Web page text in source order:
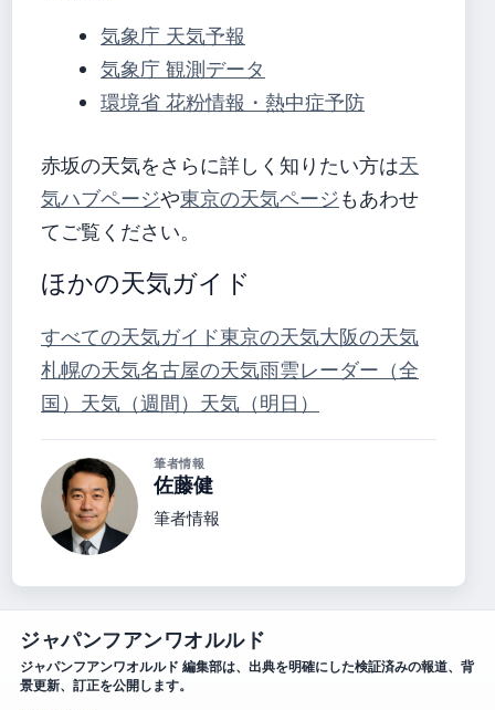
気象庁 天気予報
気象庁 観測データ
環境省 花粉情報・熱中症予防
赤坂の天気をさらに詳しく知りたい方は天
気ハブページや東京の天気ページもあわせ
てご覧ください。
ほかの天気ガイド
すべての天気ガイド東京の天気大阪の天気
札幌の天気名古屋の天気雨雲レーダー（全
国） 天気（週間） 天気（明日）
筆者情報
佐藤健
筆者情報
ジャパンフアンワオルルド
ジャパンフアンワオルルド 編集部は、出典を明確にした検証済みの報道、背
景更新、訂正を公開します。